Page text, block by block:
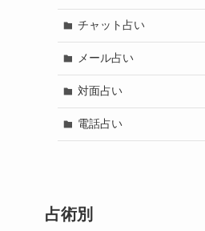
チャット占い
メール占い
対面占い
電話占い
占術別